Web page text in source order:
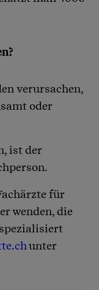
verursachen,
oder
ist der
für
wenden, die
unter